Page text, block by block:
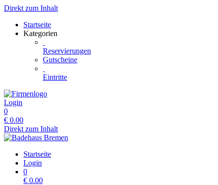
Direkt zum Inhalt
Startseite
Kategorien
Reservierungen
Gutscheine
Eintritte
Login
0
€ 0.00
Direkt zum Inhalt
Startseite
Login
0
€ 0.00